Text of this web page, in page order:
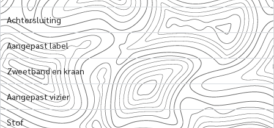
Achtersluiting
Aangepast label
Zweetband en kraan
Aangepast vizier
Stof